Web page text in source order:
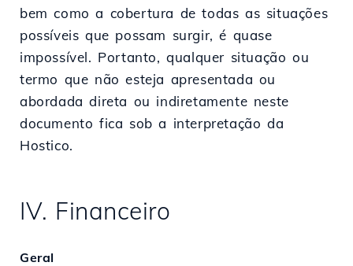
bem como a cobertura de todas as situações
possíveis que possam surgir, é quase
impossível. Portanto, qualquer situação ou
termo que não esteja apresentada ou
abordada direta ou indiretamente neste
documento fica sob a interpretação da
Hostico.
IV. Financeiro
Geral